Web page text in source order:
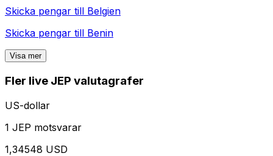
Skicka pengar till Belgien
Skicka pengar till Benin
Visa mer
Fler live JEP valutagrafer
US-dollar
1 JEP motsvarar
1,34548 USD